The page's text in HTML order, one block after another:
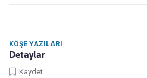
KÖŞE YAZILARI
Detaylar
Kaydet